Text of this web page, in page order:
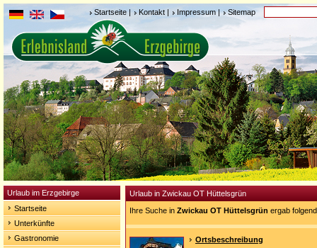
Startseite | Kontakt | Impressum| Sitemap
Urlaub im Erzgebirge
Startseite
Unterkünfte
Gastronomie
Urlaub in Zwickau OT Hüttelsgrün
Ihre Suche in Zwickau OT Hüttelsgrün ergab
Ortsbeschreibung